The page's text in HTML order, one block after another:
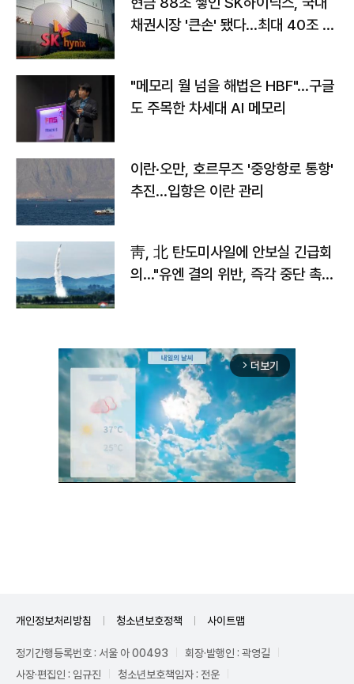
채권시장 '큰손' 됐다…최대 40조 투
"메모리 월 넘을 해법은 HBF"…구글
도 주목한 차세대 AI 메모리
이란·오만, 호르무즈 '중앙항로 통항'
추진…입항은 이란 관리
靑, 北 탄도미사일에 안보실 긴급회
의…"유엔 결의 위반, 즉각 중단 촉
arrow_forward_ios 더보기
개인정보처리방침 청소년보호정책 사이트맵
정기간행등록번호 : 서울 아 00493
회장·발행인 : 곽영길
사장·편집인 : 임규진
청소년보호책임자 : 전운